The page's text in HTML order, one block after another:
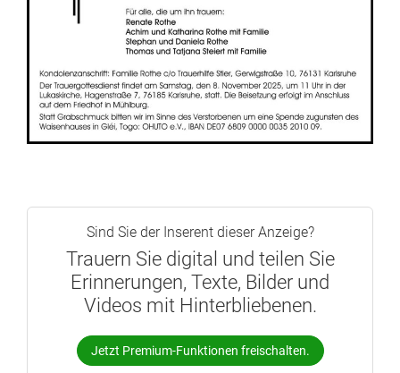
Sind Sie der Inserent dieser Anzeige?
Trauern Sie digital und teilen Sie
Erinnerungen, Texte, Bilder und
Videos mit Hinterbliebenen.
Jetzt Premium-Funktionen freischalten.